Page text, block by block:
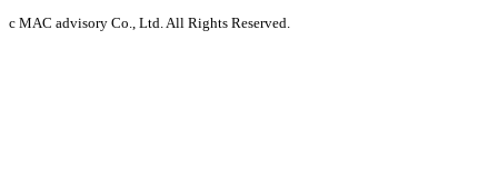
c MAC advisory Co., Ltd. All Rights Reserved.